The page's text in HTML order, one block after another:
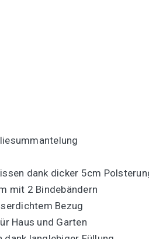
dank dicker 5cm
mit 2 Bindebändern
Bezug
Haus und Garten